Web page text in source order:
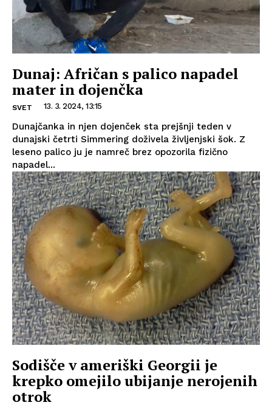
Dunaj: Afričan s palico napadel
mater in dojenčka
SVET 13. 3. 2024, 13:15
Dunajčanka in njen dojenček sta prejšnji teden v
dunajski četrti Simmering doživela življenjski šok. Z
leseno palico ju je namreč brez opozorila fizično
napadel...
Sodišče v ameriški Georgii je
krepko omejilo ubijanje nerojenih
otrok